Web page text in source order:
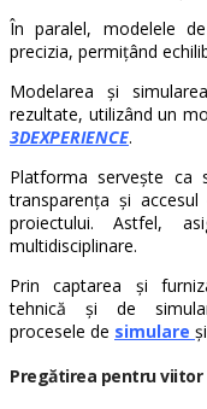
În paralel, modelele
precizia, permițând
Modelarea și
rezultate, utilizând un
3DEXPERIENCE.
Platforma servește ca
transparența și
proiectului. Astfel,
multidisciplinare.
Prin captarea și
tehnică și de
procesele de simulare
Pregătirea pentru viitor